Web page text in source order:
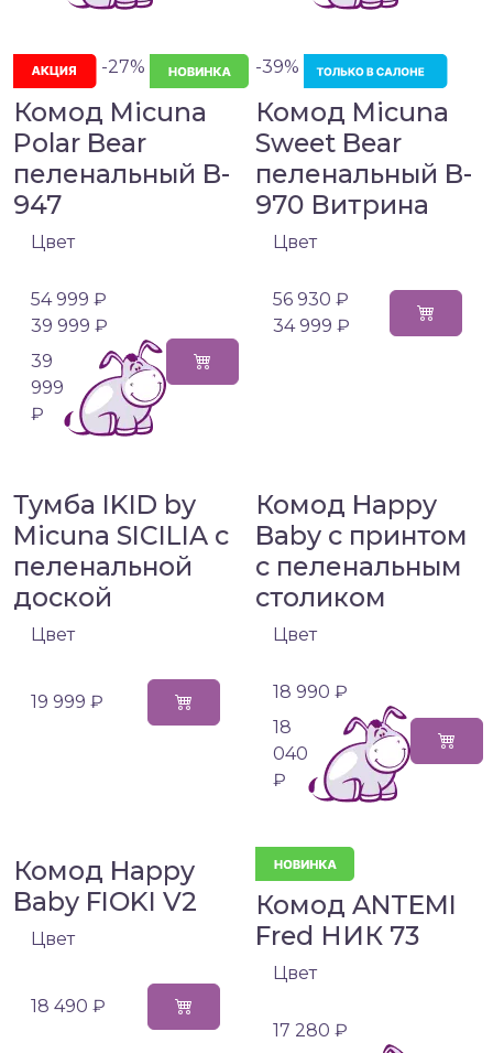
-27%
Комод Micuna
Polar Bear
пеленальный B-
947
Цвет
54 999 ₽
39 999 ₽
39
999
₽
-39%
Комод Micuna
Sweet Bear
пеленальный B-
970 Витрина
Цвет
56 930 ₽
34 999 ₽
Тумба IKID by
Micuna SICILIA с
пеленальной
доской
Цвет
19 999 ₽
Комод Happy
Baby с принтом
с пеленальным
столиком
Цвет
18 990 ₽
18
040
₽
Комод Happy
Baby FIOKI V2
Цвет
18 490 ₽
Комод ANTEMI
Fred НИК 73
Цвет
17 280 ₽